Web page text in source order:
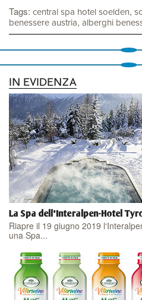
Tags: central spa hotel soelden,
benessere austria, alberghi
IN EVIDENZA
La Spa dell'Interalpen-Hotel
Riapre il 19 giugno 2019
una Spa...